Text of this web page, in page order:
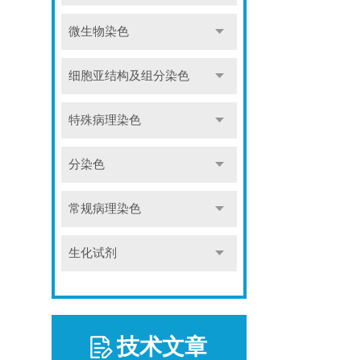
微生物染色
细胞亚结构及组分染色
特殊病理染色
分染色
常规病理染色
生化试剂
技术文章